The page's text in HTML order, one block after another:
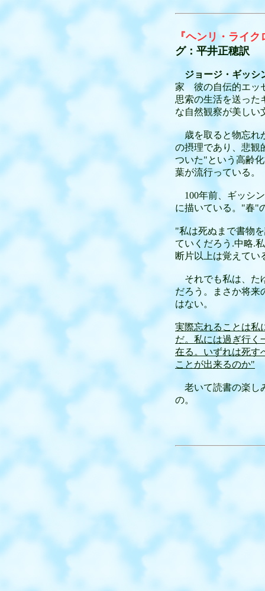
『ヘンリ・ライ
グ：平井正穂訳
ジョージ・ギッシ
家 彼の自伝的エッ
思索の生活を送った
な自然観察が美しい
歳を取ると物忘れ
の摂理であり、悲観
ついた"という高齢
葉が流行っている。
100年前、ギッシ
に描いている。"春"
"私は死ぬまで書物
ていくだろう.中略.
断片以上は覚えてい
それでも私は、た
だろう。まさか将来
はない。
実際忘れることは私
だ。私には過ぎ行く
在る。いずれは死す
ことが出来るのか"
老いて読書の楽し
の。